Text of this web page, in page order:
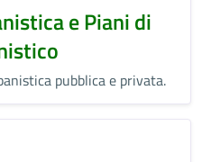
e Piani di
pubblica e privata.